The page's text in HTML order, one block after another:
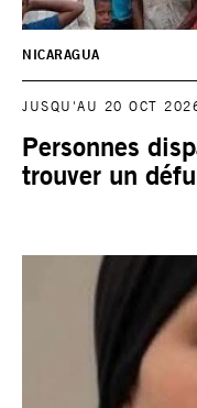
NICARAGUA
JUSQU'AU 20 OCT
Personnes
trouver un